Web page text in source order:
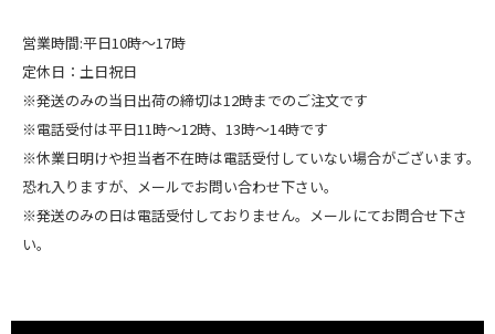
営業時間:平日10時～17時
定休日：土日祝日
※発送のみの当日出荷の締切は12時までのご注文です
※電話受付は平日11時～12時、13時～14時です
※休業日明けや担当者不在時は電話受付していない場合がございます。
恐れ入りますが、メールでお問い合わせ下さい。
※発送のみの日は電話受付しておりません。メールにてお問合せ下さ
い。